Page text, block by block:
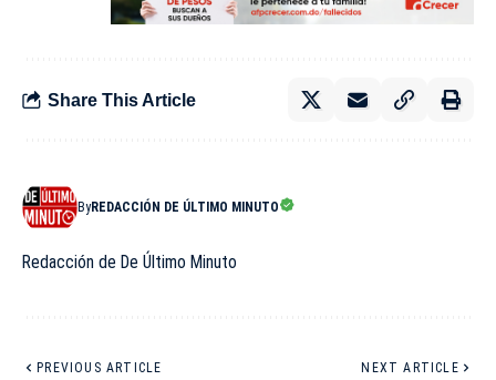
Share This Article
ByREDACCIÓN DE ÚLTIMO MINUTO
Redacción de De Último Minuto
PREVIOUS ARTICLE NEXT ARTICLE